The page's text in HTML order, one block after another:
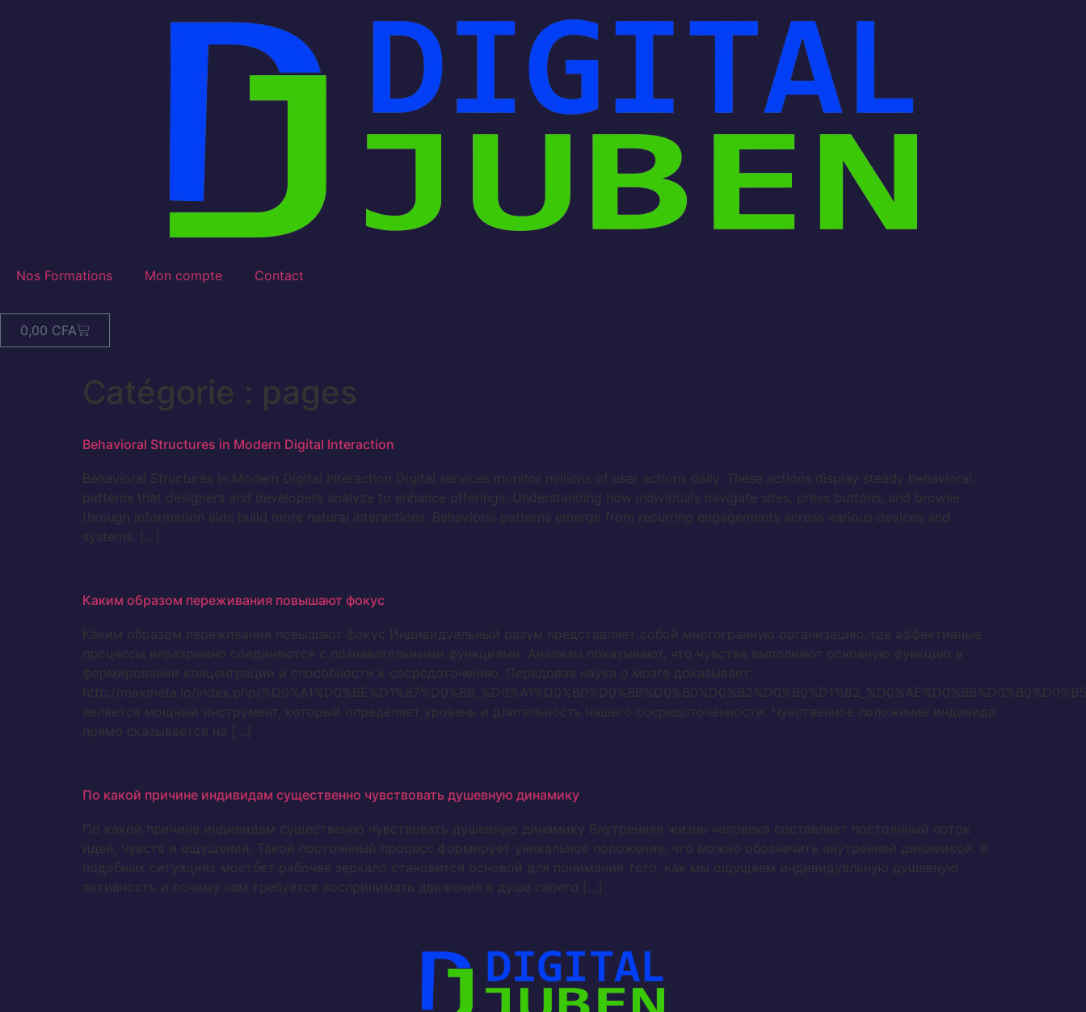
Nos Formations Mon compte Contact
0,00 CFA
Catégorie : pages
Behavioral Structures in Modern Digital Interaction
Behavioral Structures in Modern Digital Interaction Digital services monitor millions of user actions daily. These actions display steady behavioral
patterns that designers and developers analyze to enhance offerings. Understanding how individuals navigate sites, press buttons, and browse
through information aids build more natural interactions. Behavioral patterns emerge from recurring engagements across various devices and
systems. […]
Каким образом переживания повышают фокус
Каким образом переживания повышают фокус Индивидуальный разум представляет собой многогранную организацию, где аффективные
процессы неразрывно соединяются с познавательными функциями. Анализы показывают, что чувства выполняют основную функцию в
формировании концентрации и способности к сосредоточению. Передовая наука о мозге доказывает:
http://maxmeta.io/index.php/
является мощный инструмент, который определяет уровень и длительность нашего сосредоточенности. Чувственное положение индивида
прямо сказывается на […]
По какой причине индивидам существенно чувствовать душевную динамику
По какой причине индивидам существенно чувствовать душевную динамику Внутренняя жизнь человека составляет постоянный поток
идей, чувств и ощущений. Такой постоянный процесс формирует уникальное положение, что можно обозначить внутренней динамикой. В
подобных ситуациях мостбет рабочее зеркало становится основой для понимания того, как мы ощущаем индивидуальную душевную
активность и почему нам требуется воспринимать движение в душе своего […]